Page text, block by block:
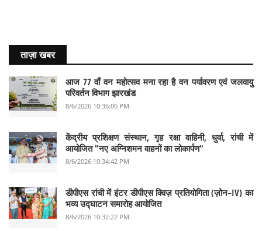
ताज़ा खबर
आज 77 वाँ वन महोत्सव मना रहा है वन पर्यावरण एवं जलवायु
परिवर्तन विभाग झारखंड
8/6/2026 10:36:06 PM
केंद्रीय प्रशिक्षण संस्थान, गृह रक्षा वाहिनी, धुर्वा, रांची में
आयोजित "नए अग्निशमन वाहनों का लोकार्पण"
8/6/2026 10:34:42 PM
डीपीएस रांची में इंटर डीपीएस क्विज़ प्रतियोगिता (ज़ोन–IV) का
भव्य उद्घाटन समारोह आयोजित
8/6/2026 10:32:22 PM